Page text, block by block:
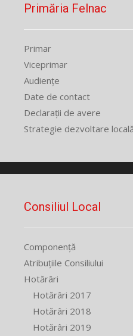
Primăria Felnac
Primar
Viceprimar
Audiențe
Date de contact
Declarații de avere
Strategie dezvoltare locală
Consiliul Local
Componență
Atribuțiile Consiliului
Hotărâri
Hotărâri 2017
Hotărâri 2018
Hotărâri 2019